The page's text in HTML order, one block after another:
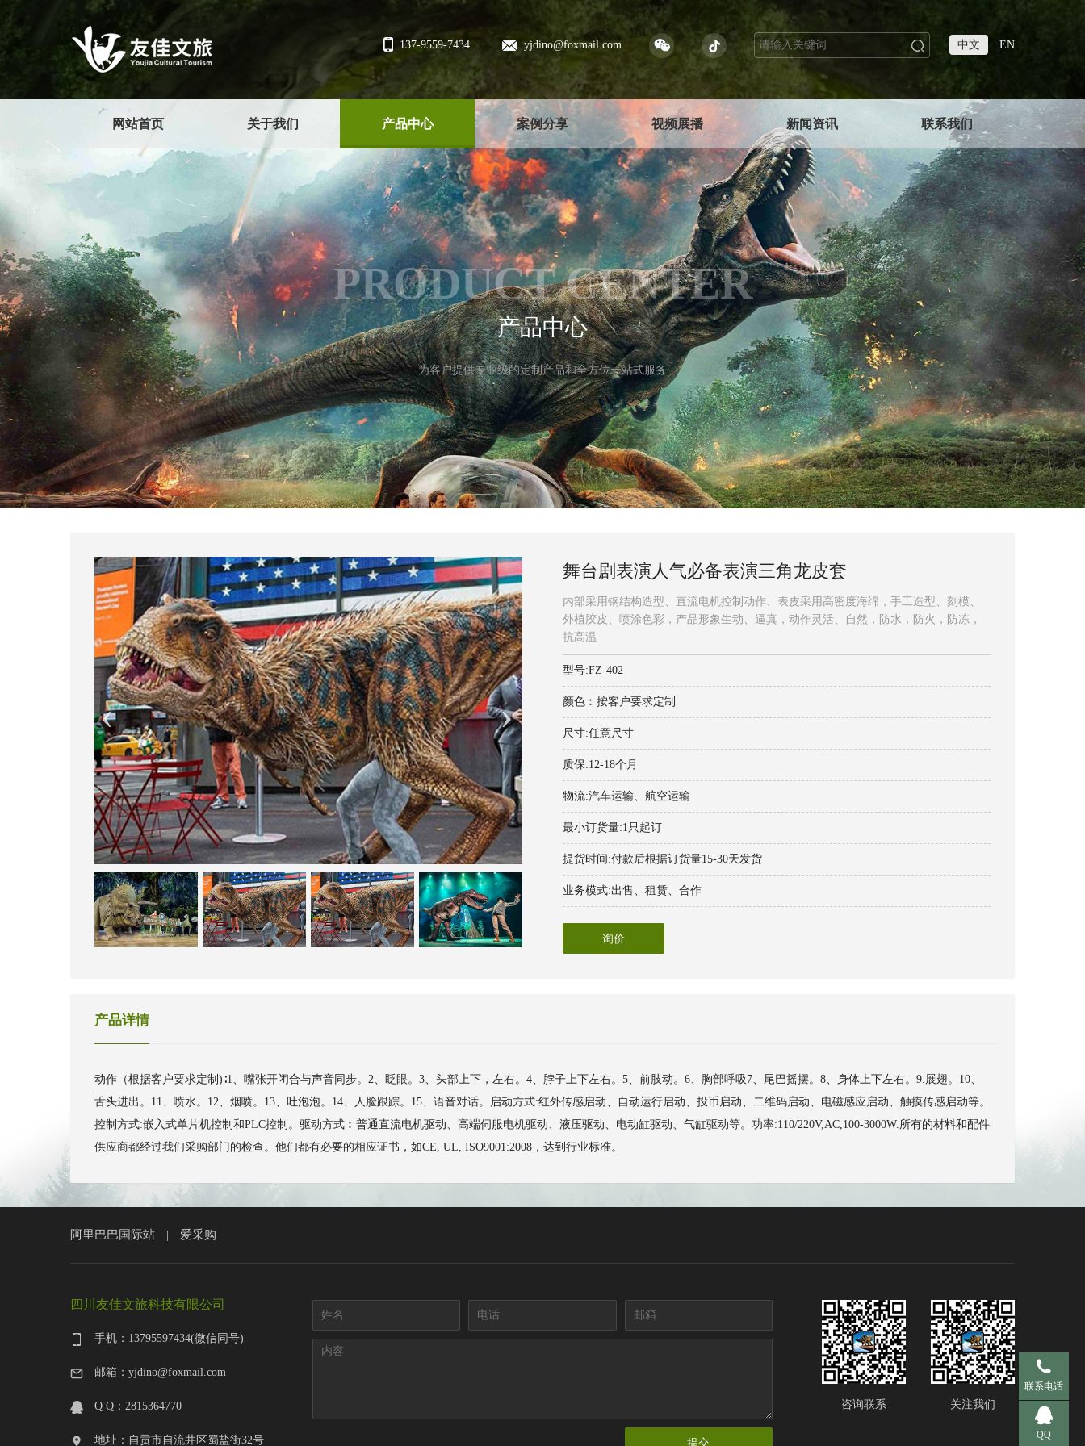
137-9559-7434 yjdino@foxmail.com 中文 EN
网站首页 关于我们 产品中心 案例分享 视频展播 新闻资讯 联系我们
PRODUCT CENTER
—— 产品中心 ——
为客户提供专业级的定制产品和全方位一站式服务
舞台剧表演人气必备表演三角龙皮套
内部采用钢结构造型、直流电机控制动作、表皮采用高密度海绵，手工造型、刻模、
外植胶皮、喷涂色彩，产品形象生动、逼真，动作灵活、自然，防水，防火，防冻，
抗高温
型号:FZ-402
颜色︰按客户要求定制
尺寸:任意尺寸
质保:12-18个月
物流:汽车运输、航空运输
最小订货量:1只起订
提货时间:付款后根据订货量15-30天发货
业务模式:出售、租赁、合作
询价
产品详情
动作（根据客户要求定制)∶1、嘴张开闭合与声音同步。2、眨眼。3、头部上下，左右。4、脖子上下左右。5、前肢动。6、胸部呼吸7、尾巴摇摆。8、身体上下左右。9.展翅。10、
舌头进出。11、喷水。12、烟喷。13、吐泡泡。14、人脸跟踪。15、语音对话。启动方式:红外传感启动、自动运行启动、投币启动、二维码启动、电磁感应启动、触摸传感启动等。
控制方式:嵌入式单片机控制和PLC控制。驱动方式︰普通直流电机驱动、高端伺服电机驱动、液压驱动、电动缸驱动、气缸驱动等。功率:110/220V,AC,100-3000W.所有的材料和配件
供应商都经过我们采购部门的检查。他们都有必要的相应证书，如CE, UL, ISO9001:2008，达到行业标准。
阿里巴巴国际站 爱采购
四川友佳文旅科技有限公司
手机：13795597434(微信同号)
邮箱：yjdino@foxmail.com
Q Q：2815364770
地址：自贡市自流井区蜀盐街32号
咨询联系 关注我们
提交
联系电话
手机 137-
QQ
QQ